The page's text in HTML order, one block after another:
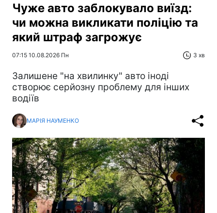
Чуже авто заблокувало виїзд:
чи можна викликати поліцію та
який штраф загрожує
07:15 10.08.2026 Пн 3 хв
Залишене "на хвилинку" авто іноді
створює серйозну проблему для інших
водіїв
МАРІЯ НАУМЕНКО